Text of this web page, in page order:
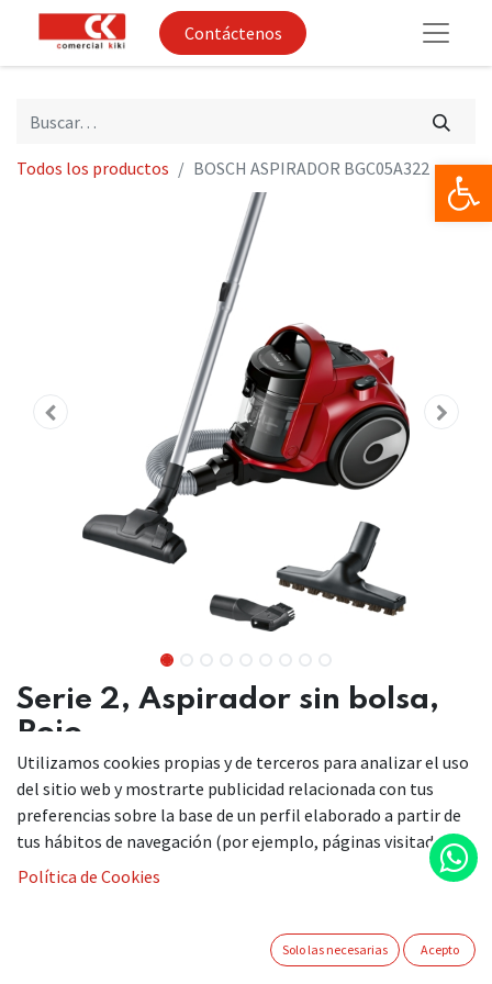
Contáctenos
Todos los productos BOSCH ASPIRADOR BGC05A322
Serie 2, Aspirador sin bolsa,
Rojo
BGC05A322
Compacto con un rendimiento de limpieza excelente.
Diseño ergonómico: para un fácil transporte, maniobra
Utilizamos cookies propias y de terceros para analizar el uso
del sitio web y mostrarte publicidad relacionada con tus
preferencias sobre la base de un perfil elaborado a partir de
tus hábitos de navegación (por ejemplo, páginas visitadas).
Política de Cookies
Solo las necesarias Acepto